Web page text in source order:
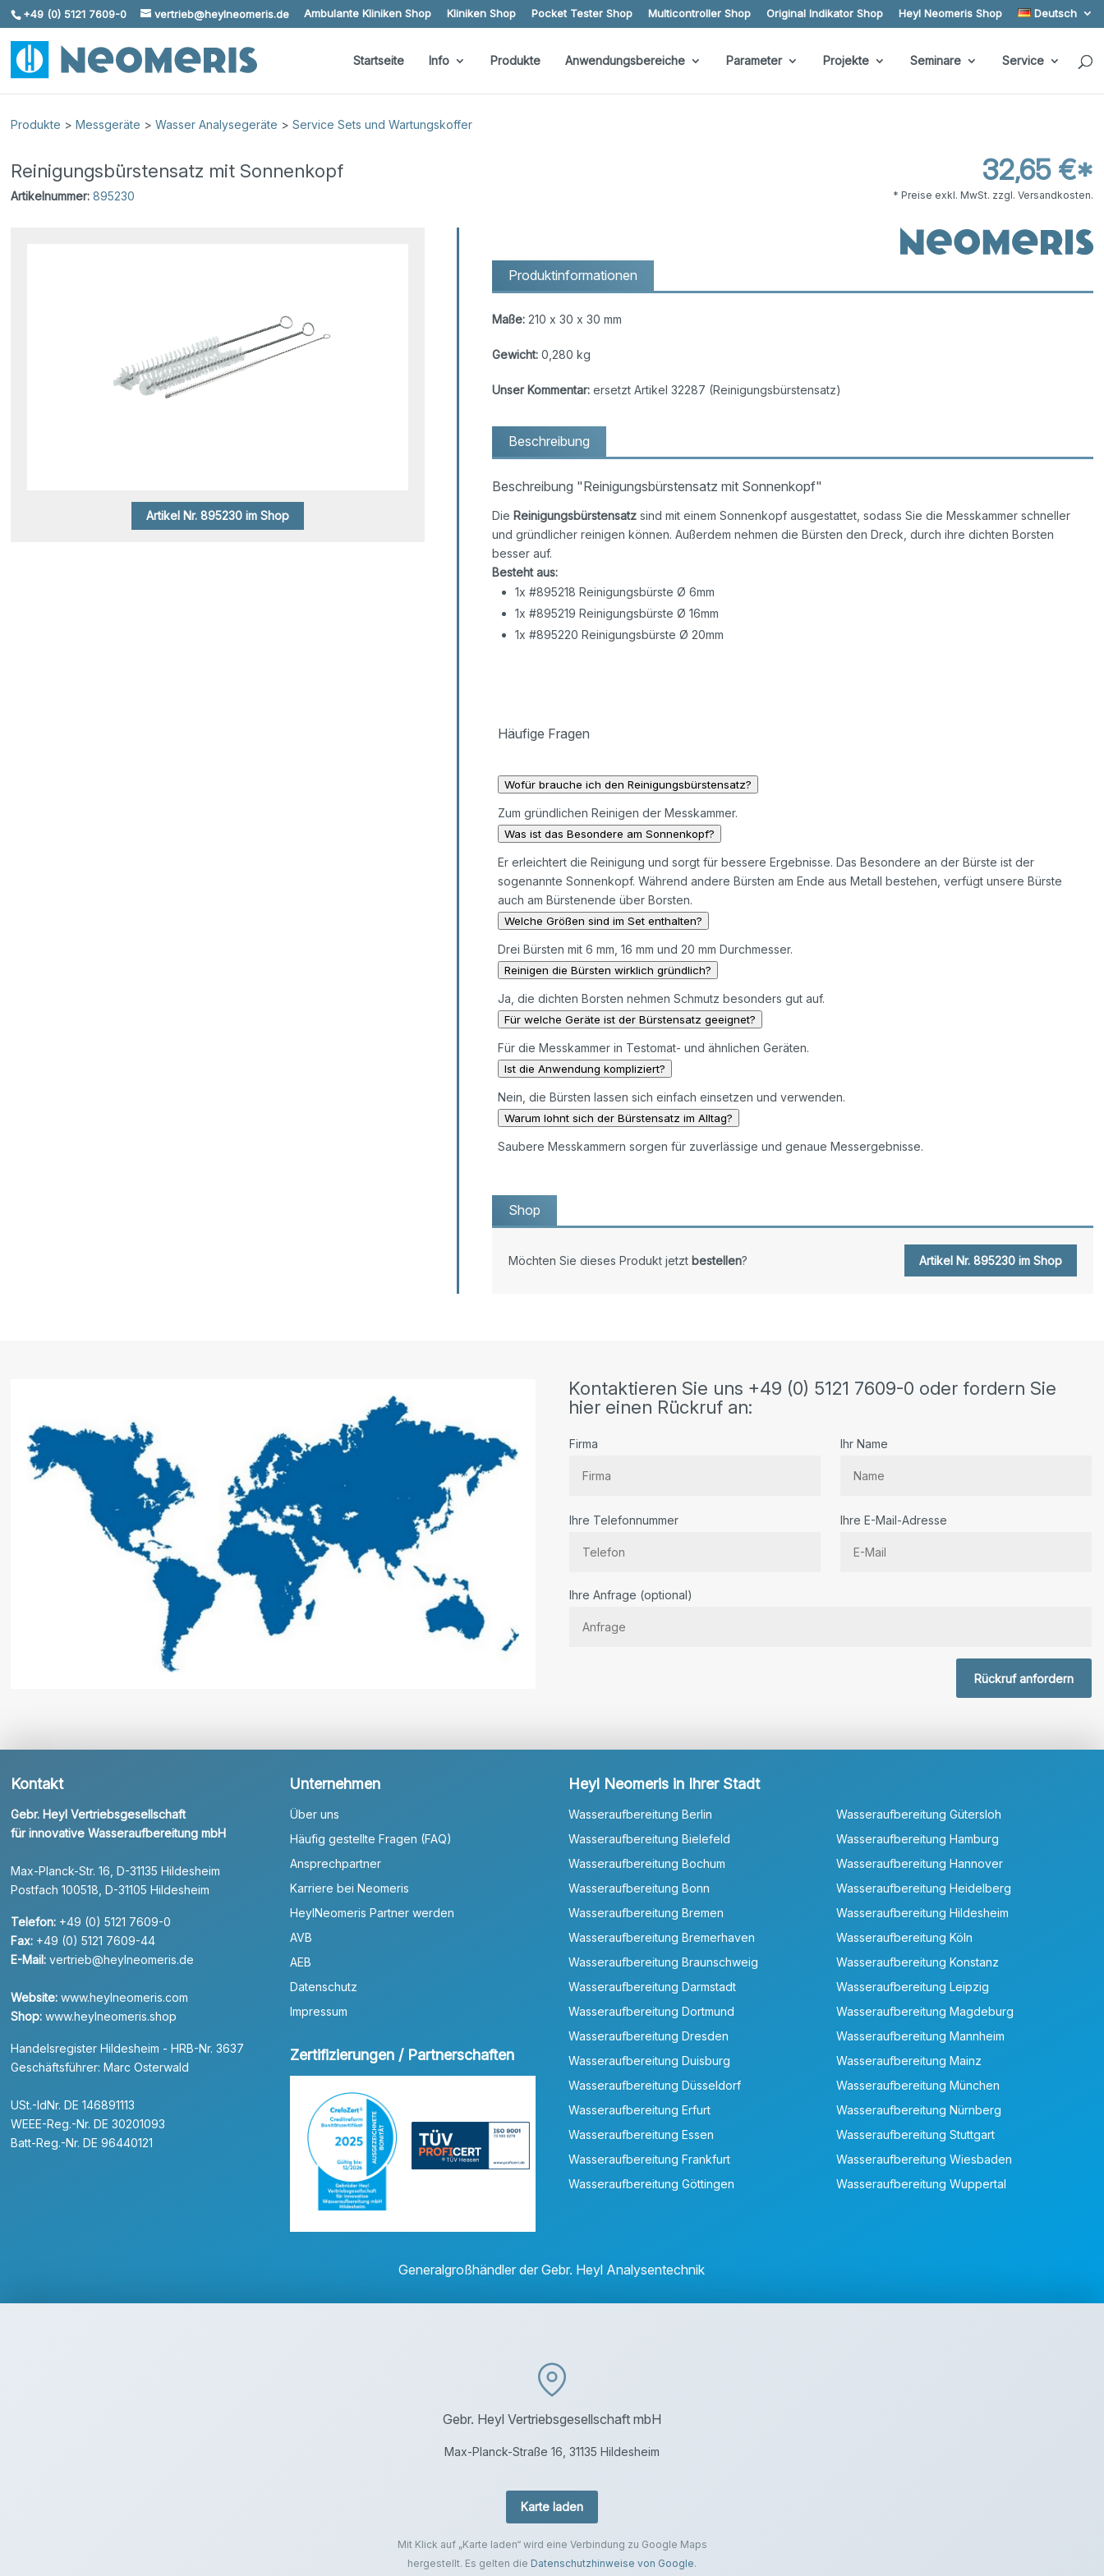
Skip To Content
+49 (0) 5121 7609-0 vertrieb@heylneomeris.de Ambulante Kliniken Shop Kliniken Shop Pocket Tester Shop Multicontroller Shop Original Indikator Shop Heyl Neomeris Shop Deutsch
Startseite Info Produkte Anwendungsbereiche Parameter Projekte Seminare Service
Produkte >Messgeräte >Wasser Analysegeräte >Service Sets und Wartungskoffer
Reinigungsbürstensatz mit Sonnenkopf
Artikelnummer: 895230
32,65 €*
* Preise exkl. MwSt. zzgl. Versandkosten.
Artikel Nr. 895230 im Shop
Produktinformationen
Maße:210 x 30 x 30 mm
Gewicht:0,280 kg
Unser Kommentar:ersetzt Artikel 32287 (Reinigungsbürstensatz)
Beschreibung
Beschreibung "Reinigungsbürstensatz mit Sonnenkopf"
Die Reinigungsbürstensatz sind mit einem Sonnenkopf ausgestattet, sodass Sie die Messkammer schneller
und gründlicher reinigen können. Außerdem nehmen die Bürsten den Dreck, durch ihre dichten Borsten
besser auf.
Besteht aus:
1x #895218 Reinigungsbürste Ø 6mm
1x #895219 Reinigungsbürste Ø 16mm
1x #895220 Reinigungsbürste Ø 20mm
Häufige Fragen
Wofür brauche ich den Reinigungsbürstensatz?
Zum gründlichen Reinigen der Messkammer.
Was ist das Besondere am Sonnenkopf?
Er erleichtert die Reinigung und sorgt für bessere Ergebnisse. Das Besondere an der Bürste ist der
sogenannte Sonnenkopf. Während andere Bürsten am Ende aus Metall bestehen, verfügt unsere Bürste
auch am Bürstenende über Borsten.
Welche Größen sind im Set enthalten?
Drei Bürsten mit 6 mm, 16 mm und 20 mm Durchmesser.
Reinigen die Bürsten wirklich gründlich?
Ja, die dichten Borsten nehmen Schmutz besonders gut auf.
Für welche Geräte ist der Bürstensatz geeignet?
Für die Messkammer in Testomat- und ähnlichen Geräten.
Ist die Anwendung kompliziert?
Nein, die Bürsten lassen sich einfach einsetzen und verwenden.
Warum lohnt sich der Bürstensatz im Alltag?
Saubere Messkammern sorgen für zuverlässige und genaue Messergebnisse.
Shop
Möchten Sie dieses Produkt jetzt bestellen? Artikel Nr. 895230 im Shop
Kontaktieren Sie uns +49 (0) 5121 7609-0 oder fordern Sie
hier einen Rückruf an:
Firma Ihr Name
Ihre Telefonnummer Ihre E-Mail-Adresse
Ihre Anfrage (optional)
Rückruf anfordern
Kontakt
Gebr. Heyl Vertriebsgesellschaft
für innovative Wasseraufbereitung mbH
Max-Planck-Str. 16, D-31135 Hildesheim
Postfach 100518, D-31105 Hildesheim
Telefon: +49 (0) 5121 7609-0
Fax: +49 (0) 5121 7609-44
E-Mail: vertrieb@heylneomeris.de
Website: www.heylneomeris.com
Shop: www.heylneomeris.shop
Handelsregister Hildesheim - HRB-Nr. 3637
Geschäftsführer: Marc Osterwald
USt.-IdNr. DE 146891113
WEEE-Reg.-Nr. DE 30201093
Batt-Reg.-Nr. DE 96440121
Unternehmen
Über uns
Häufig gestellte Fragen (FAQ)
Ansprechpartner
Karriere bei Neomeris
HeylNeomeris Partner werden
AVB
AEB
Datenschutz
Impressum
Zertifizierungen / Partnerschaften
Heyl Neomeris in Ihrer Stadt
Wasseraufbereitung Berlin
Wasseraufbereitung Bielefeld
Wasseraufbereitung Bochum
Wasseraufbereitung Bonn
Wasseraufbereitung Bremen
Wasseraufbereitung Bremerhaven
Wasseraufbereitung Braunschweig
Wasseraufbereitung Darmstadt
Wasseraufbereitung Dortmund
Wasseraufbereitung Dresden
Wasseraufbereitung Duisburg
Wasseraufbereitung Düsseldorf
Wasseraufbereitung Erfurt
Wasseraufbereitung Essen
Wasseraufbereitung Frankfurt
Wasseraufbereitung Göttingen
Wasseraufbereitung Gütersloh
Wasseraufbereitung Hamburg
Wasseraufbereitung Hannover
Wasseraufbereitung Heidelberg
Wasseraufbereitung Hildesheim
Wasseraufbereitung Köln
Wasseraufbereitung Konstanz
Wasseraufbereitung Leipzig
Wasseraufbereitung Magdeburg
Wasseraufbereitung Mannheim
Wasseraufbereitung Mainz
Wasseraufbereitung München
Wasseraufbereitung Nürnberg
Wasseraufbereitung Stuttgart
Wasseraufbereitung Wiesbaden
Wasseraufbereitung Wuppertal
Generalgroßhändler der Gebr. Heyl Analysentechnik
Gebr. Heyl Vertriebsgesellschaft mbH
Max-Planck-Straße 16, 31135 Hildesheim
Karte laden
Mit Klick auf „Karte laden“ wird eine Verbindung zu Google Maps
hergestellt. Es gelten die Datenschutzhinweise von Google.